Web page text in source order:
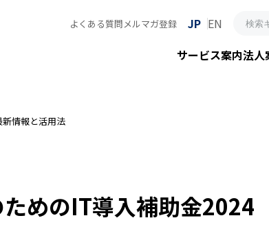
よくある質問 メルマガ登録 JP EN
サービス案内法人
情報と活用法
めのIT導入補助金2024